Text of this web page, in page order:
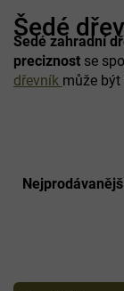
Šedé
Šedé zahradní
preciznost se
dřevník může
p